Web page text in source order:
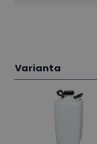
Varianta